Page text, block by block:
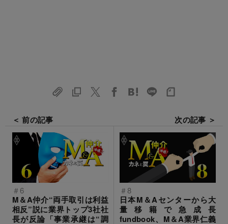
＜ 前の記事
＃6
M＆A仲介“両手取引は利益
相反”説に業界トップ3社社
長が反論「事業承継は“調
次の記事 ＞
＃8
日本M＆Aセンターから大
量移籍で急成長
fundbook、M＆A業界仁義